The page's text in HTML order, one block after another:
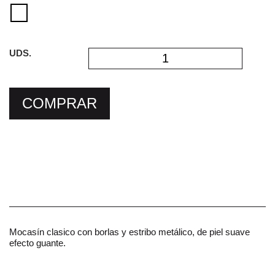
UDS.
COMPRAR
Mocasín clasico con borlas y estribo metálico, de piel suave
efecto guante.